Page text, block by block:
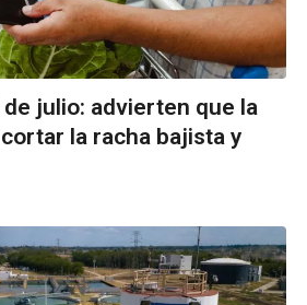
julio: advierten que la
la racha bajista y